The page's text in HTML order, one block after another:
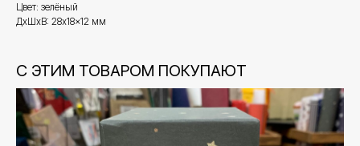
Цвет: зелёный
ДxШxВ: 28x18x12 мм
С ЭТИМ ТОВАРОМ ПОКУПАЮТ